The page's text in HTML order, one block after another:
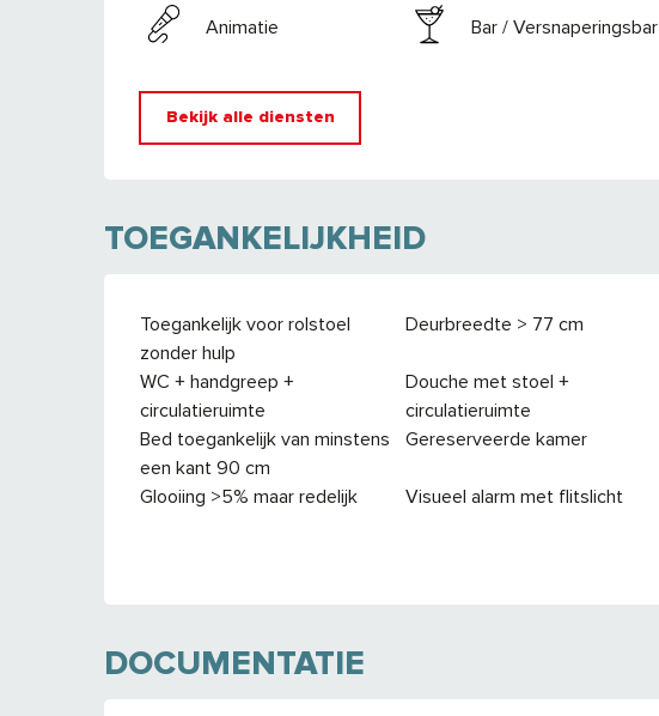
Animatie Bar / Versnaperingsbar
Bekijk alle diensten
TOEGANKELIJKHEID
Toegankelijk voor rolstoel
zonder hulp
Deurbreedte > 77 cm
WC + handgreep +
circulatieruimte
Douche met stoel +
circulatieruimte
Bed toegankelijk van minstens
een kant 90 cm
Gereserveerde kamer
Glooiing >5% maar redelijk
Visueel alarm met flitslicht
DOCUMENTATIE